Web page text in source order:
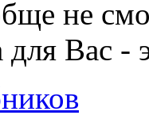
не
Вас -